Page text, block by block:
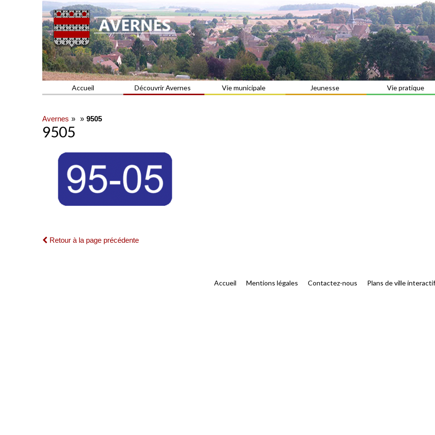
AVERNES
Commune du Val d'Oise
Accueil Découvrir Avernes Vie municipale Jeunesse Vie pratique
Avernes 9505
9505
Retour à la page précédente
Accueil Mentions légales Contactez-nous Plans de ville